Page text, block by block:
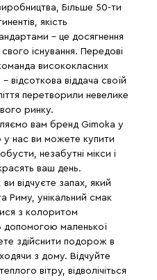
Більше 50-ти
якість
- це досягнення
існування. Передові
висококласних
відсоткова віддача своїй
перетворили невелике
ринку.
вам бренд Gimoka у
у нас ви можете купити
незабутні мікси і
ваш день.
відчуєте запах, який
Риму, унікальний смак
з колоритом
допомогою маленької
здійснити подорож в
з дому. Відчуйте
вітру, відволічіться